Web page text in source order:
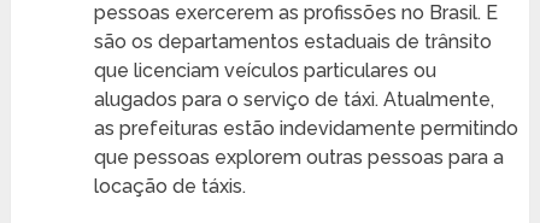
pessoas exercerem as profissões no Brasil. E
são os departamentos estaduais de trânsito
que licenciam veículos particulares ou
alugados para o serviço de táxi. Atualmente,
as prefeituras estão indevidamente permitindo
que pessoas explorem outras pessoas para a
locação de táxis.